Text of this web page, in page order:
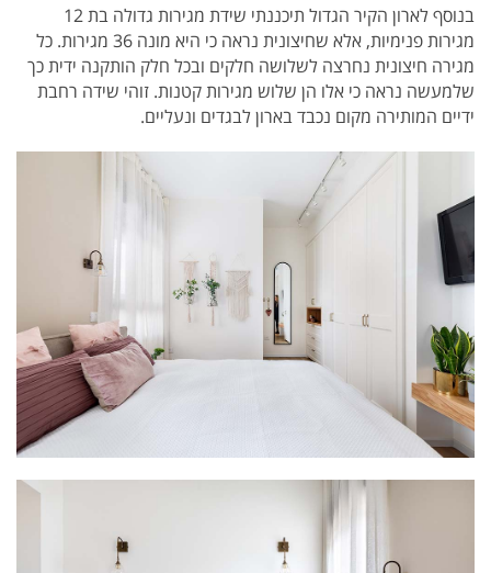
בנוסף לארון הקיר הגדול
תיכננתי שידת מגירות גדולה בת 12
מגירות פנימיות, אלא שחיצונית נראה כי היא מונה 36 מגירות. כל
מגירה חיצונית נחרצה לשלושה חלקים ובכל חלק הותקנה ידית כך
שלמעשה נראה כי אלו הן שלוש מגירות קטנות. זוהי שידה רחבת
ידיים המותירה מקום נכבד בארון לבגדים ונעליים.